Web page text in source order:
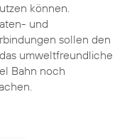
können.
und
sollen den
umweltfreundliche
Bahn noch